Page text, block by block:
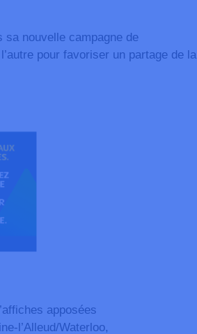
sa nouvelle campagne de
pour favoriser un partage de la
apposées
l’Alleud/Waterloo,